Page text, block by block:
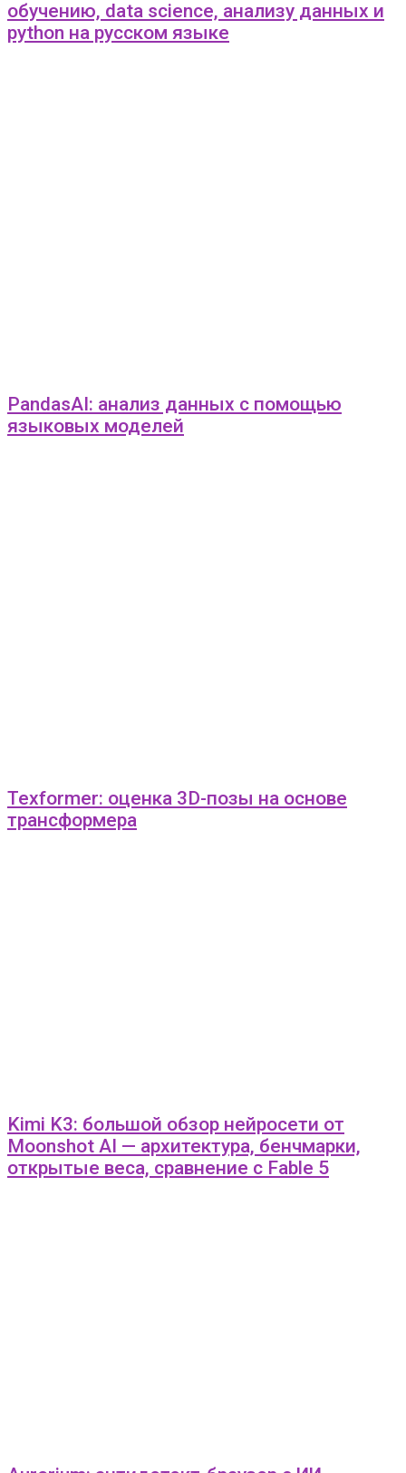
обучению, data science, анализу данных и
python на русском языке
PandasAI: анализ данных с помощью
языковых моделей
Texformer: оценка 3D-позы на основе
трансформера
Kimi K3: большой обзор нейросети от
Moonshot AI — архитектура, бенчмарки,
открытые веса, сравнение с Fable 5